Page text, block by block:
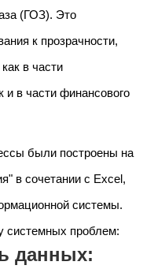
(ГОЗ). Это
к прозрачности,
в части
и в части финансового
были построены на
в сочетании с Excel,
системы.
системных проблем:
данных: